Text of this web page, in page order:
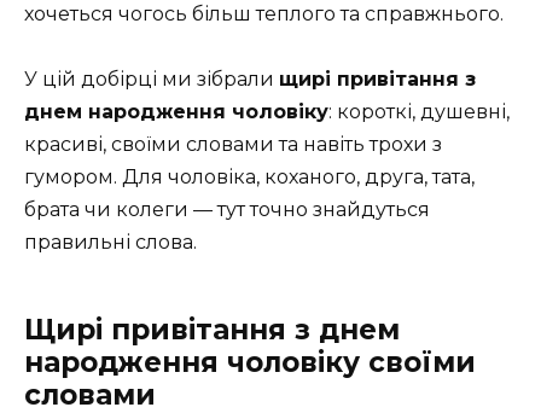
хочеться чогось більш теплого та справжнього.
У цій добірці ми зібрали щирі привітання з
днем народження чоловіку: короткі, душевні,
красиві, своїми словами та навіть трохи з
гумором. Для чоловіка, коханого, друга, тата,
брата чи колеги — тут точно знайдуться
правильні слова.
Щирі привітання з днем
народження чоловіку своїми
словами